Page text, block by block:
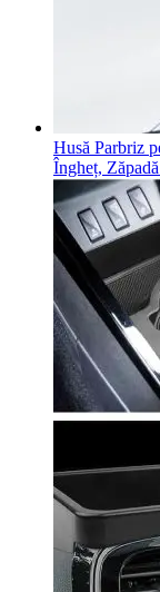
Husă Parbriz
Îngheț, Zăpadă